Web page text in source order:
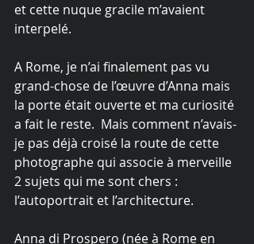
et cette nuque gracile m’avaient
interpelé.
A Rome, je n’ai finalement pas vu
grand-chose de l’œuvre d’Anna mais
la porte était ouverte et ma curiosité
a fait le reste.  Mais comment n’avais-
je pas déjà croisé la route de cette
photographe qui associe à merveille
2 sujets qui me sont chers :
l’autoportrait et l’architecture.
Anna di Prospero (née à Rome en